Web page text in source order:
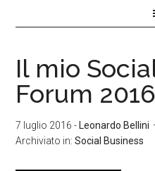
Il mio
Forum 2016
7 luglio 2016 - Leonardo Bellini
Archiviato in:Social Business